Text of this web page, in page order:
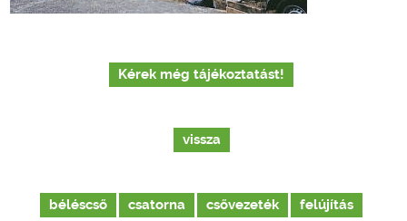
Kérek még tájékoztatást!
vissza
béléscső csatorna csővezeték felújítás